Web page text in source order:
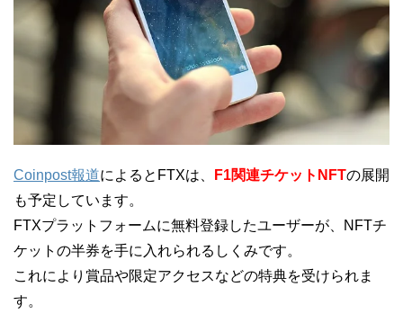
Coinpost報道によるとFTXは、 F1関連チケットNFTの展開
も予定しています。
FTXプラットフォームに無料登録したユーザーが、NFTチ
ケットの半券を手に入れられるしくみです。
これにより賞品や限定アクセスなどの特典を受けられま
す。